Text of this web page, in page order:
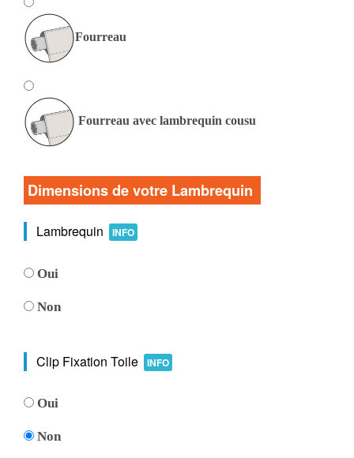
Fourreau
Fourreau avec lambrequin cousu
Dimensions de votre Lambrequin
Lambrequin INFO
Oui
Non
Clip Fixation Toile INFO
Oui
Non